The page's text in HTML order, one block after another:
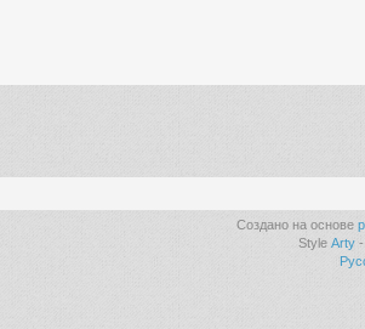
Создано на основе
Style Arty-